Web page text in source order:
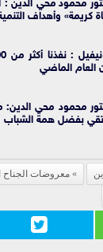
كريمة» وأهداف
العام الماضي
محمود محي
بفضل همة الشباب
معروضات الجناح